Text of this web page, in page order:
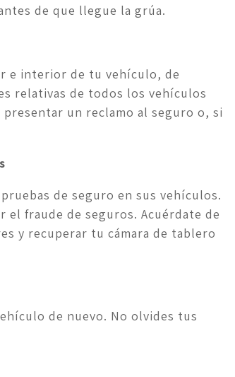
de que llegue la grúa.
e interior de tu vehículo, de
relativas de todos los vehículos
un reclamo al seguro o, si
de seguro en sus vehículos.
el fraude de seguros. Acuérdate de
y recuperar tu cámara de tablero
de nuevo. No olvides tus